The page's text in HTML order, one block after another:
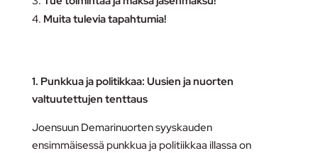
Muita tulevia tapahtumia!
1. Punkkua ja politikkaa: Uusien ja nuorten
valtuutettujen tenttaus
Joensuun Demarinuorten syyskauden
ensimmäisessä punkkua ja politiikkaa illassa on